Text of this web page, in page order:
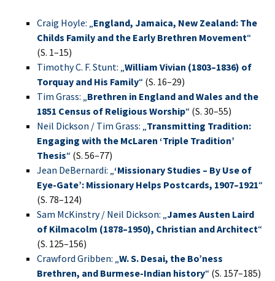
Craig Hoyle: „England, Jamaica, New Zealand: The
Childs Family and the Early Brethren Movement“
(S. 1–15)
Timothy C. F. Stunt: „William Vivian (1803–1836) of
Torquay and His Family“ (S. 16–29)
Tim Grass: „Brethren in England and Wales and the
1851 Census of Religious Worship“ (S. 30–55)
Neil Dickson / Tim Grass: „Transmitting Tradition:
Engaging with the McLaren ‘Triple Tradition’
Thesis“ (S. 56–77)
Jean DeBernardi: „‘Missionary Studies – By Use of
Eye-Gate’: Missionary Helps Postcards, 1907–1921“
(S. 78–124)
Sam McKinstry / Neil Dickson: „James Austen Laird
of Kilmacolm (1878–1950), Christian and Architect“
(S. 125–156)
Crawford Gribben: „W. S. Desai, the Bo’ness
Brethren, and Burmese-Indian history“ (S. 157–185)